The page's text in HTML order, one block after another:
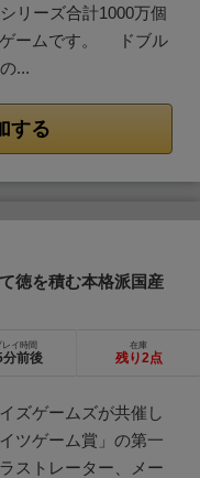
リーズ合計1000万個
ゲームです。 ドブル
...
する
徳を積む本格派国産
レイ時間
分前後
在庫
残り2点
ズゲームズが共催し
ツゲーム賞」の第一
ストレーター、メー